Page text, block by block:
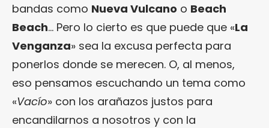
bandas como Nueva Vulcano o Beach
Beach… Pero lo cierto es que puede que «La
Venganza» sea la excusa perfecta para
ponerlos donde se merecen. O, al menos,
eso pensamos escuchando un tema como
«Vacío» con los arañazos justos para
encandilarnos a nosotros y con la